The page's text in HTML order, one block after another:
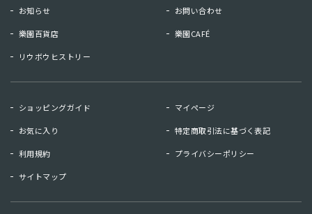
樂園CAFE
お知らせ お問い合わせ
樂園百貨店 樂園CAFÉ
リウボウヒストリー
ショッピングガイド マイページ
お気に入り 特定商取引法に基づく表記
利用規約 プライバシーポリシー
サイトマップ